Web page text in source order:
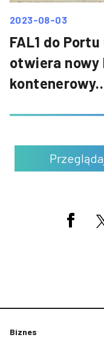
2023-08-03
FAL1 do Portu
otwiera nowy
Biznes